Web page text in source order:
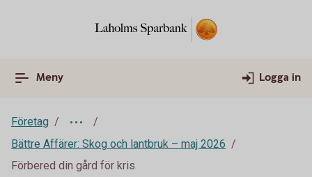
Meny Logga in
Företag
Bättre Affärer: Skog och lantbruk – maj 2026
Förbered din gård för kris